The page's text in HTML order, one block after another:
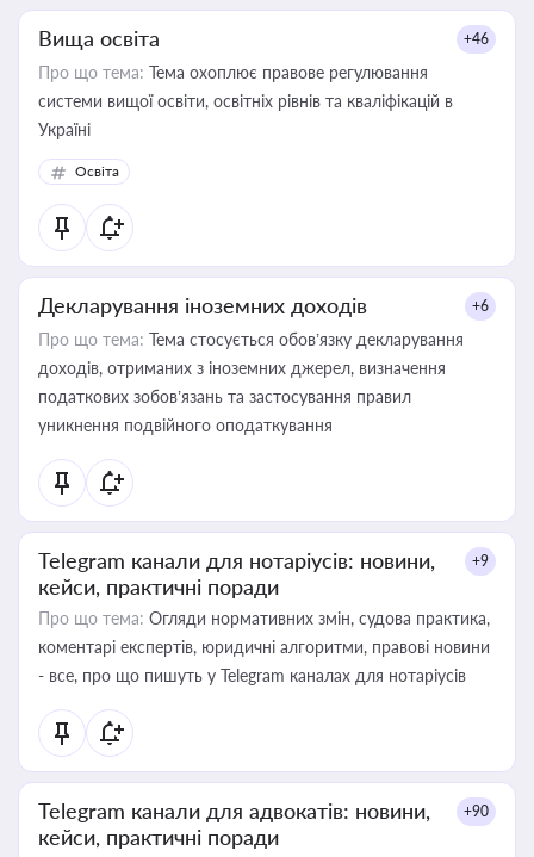
Вища освіта +46
Про що тема: Тема охоплює правове регулювання
системи вищої освіти, освітніх рівнів та кваліфікацій в
Україні
Освіта
Декларування іноземних доходів +6
Про що тема: Тема стосується обов’язку декларування
доходів, отриманих з іноземних джерел, визначення
податкових зобов’язань та застосування правил
уникнення подвійного оподаткування
Telegram канали для нотаріусів: новини,
кейси, практичні поради
+9
Про що тема: Огляди нормативних змін, судова практика,
коментарі експертів, юридичні алгоритми, правові новини
- все, про що пишуть у Telegram каналах для нотаріусів
Telegram канали для адвокатів: новини,
кейси, практичні поради
+90